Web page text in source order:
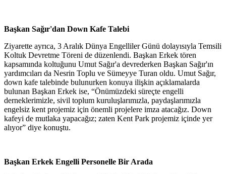
Başkan Sağır'dan Down Kafe Talebi
Ziyarette ayrıca, 3 Aralık Dünya Engelliler Günü dolayısıyla Temsili
Koltuk Devretme Töreni de düzenlendi. Başkan Erkek tören
kapsamında koltuğunu Umut Sağır'a devrederken Başkan Sağır'ın
yardımcıları da Nesrin Toplu ve Sümeyye Turan oldu. Umut Sağır,
down kafe talebinde bulunurken konuya ilişkin açıklamalarda
bulunan Başkan Erkek ise, “Önümüzdeki süreçte engelli
derneklerimizle, sivil toplum kuruluşlarımızla, paydaşlarımızla
engelsiz kent projemiz için önemli projelere imza atacağız. Down
kafeyi de mutlaka yapacağız; zaten Kent Park projemiz içinde yer
alıyor” diye konuştu.
Başkan Erkek Engelli Personelle Bir Arada